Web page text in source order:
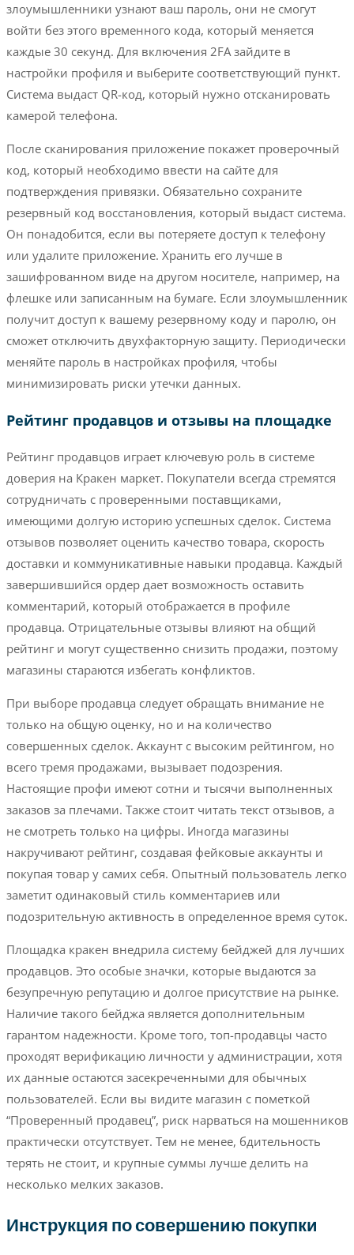
злоумышленники узнают ваш пароль, они не смогут
войти без этого временного кода, который меняется
каждые 30 секунд. Для включения 2FA зайдите в
настройки профиля и выберите соответствующий пункт.
Система выдаст QR-код, который нужно отсканировать
камерой телефона.
После сканирования приложение покажет проверочный
код, который необходимо ввести на сайте для
подтверждения привязки. Обязательно сохраните
резервный код восстановления, который выдаст система.
Он понадобится, если вы потеряете доступ к телефону
или удалите приложение. Хранить его лучше в
зашифрованном виде на другом носителе, например, на
флешке или записанным на бумаге. Если злоумышленник
получит доступ к вашему резервному коду и паролю, он
сможет отключить двухфакторную защиту. Периодически
меняйте пароль в настройках профиля, чтобы
минимизировать риски утечки данных.
Рейтинг продавцов и отзывы на площадке
Рейтинг продавцов играет ключевую роль в системе
доверия на Кракен маркет. Покупатели всегда стремятся
сотрудничать с проверенными поставщиками,
имеющими долгую историю успешных сделок. Система
отзывов позволяет оценить качество товара, скорость
доставки и коммуникативные навыки продавца. Каждый
завершившийся ордер дает возможность оставить
комментарий, который отображается в профиле
продавца. Отрицательные отзывы влияют на общий
рейтинг и могут существенно снизить продажи, поэтому
магазины стараются избегать конфликтов.
При выборе продавца следует обращать внимание не
только на общую оценку, но и на количество
совершенных сделок. Аккаунт с высоким рейтингом, но
всего тремя продажами, вызывает подозрения.
Настоящие профи имеют сотни и тысячи выполненных
заказов за плечами. Также стоит читать текст отзывов, а
не смотреть только на цифры. Иногда магазины
накручивают рейтинг, создавая фейковые аккаунты и
покупая товар у самих себя. Опытный пользователь легко
заметит одинаковый стиль комментариев или
подозрительную активность в определенное время суток.
Площадка кракен внедрила систему бейджей для лучших
продавцов. Это особые значки, которые выдаются за
безупречную репутацию и долгое присутствие на рынке.
Наличие такого бейджа является дополнительным
гарантом надежности. Кроме того, топ-продавцы часто
проходят верификацию личности у администрации, хотя
их данные остаются засекреченными для обычных
пользователей. Если вы видите магазин с пометкой
“Проверенный продавец”, риск нарваться на мошенников
практически отсутствует. Тем не менее, бдительность
терять не стоит, и крупные суммы лучше делить на
несколько мелких заказов.
Инструкция по совершению покупки